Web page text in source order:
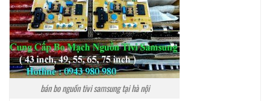
bán bo nguồn tivi samsung tại hà nội